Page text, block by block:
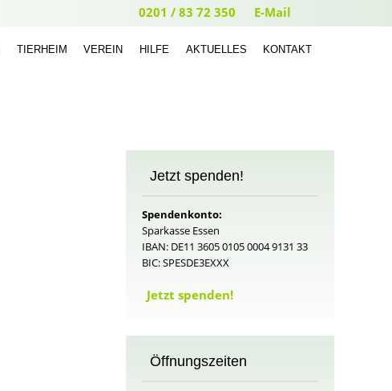
0201 / 83 72 350 E-Mail
TIERHEIM VEREIN HILFE AKTUELLES KONTAKT
Jetzt spenden!
Spendenkonto:
Sparkasse Essen
IBAN: DE11 3605 0105 0004 9131 33
BIC: SPESDE3EXXX
Jetzt spenden!
Öffnungszeiten